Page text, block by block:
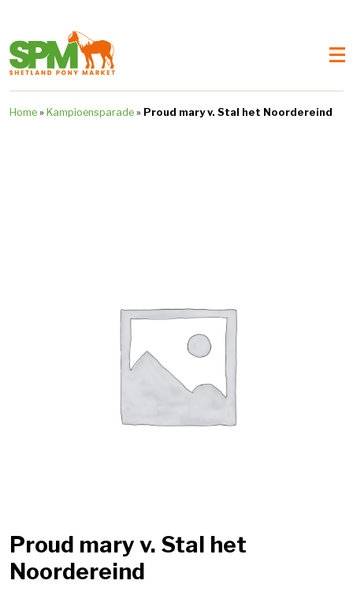
Home » Kampioensparade » Proud mary v. Stal het Noordereind
Proud mary v. Stal het
Noordereind